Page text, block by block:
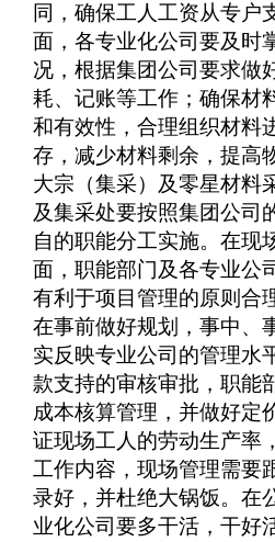
同，确保工人工资从专户
面，各专业化公司要及时
况，根据集团公司要求做
耗、记账等工作；确保材
和有效性，合理组织材料
存，减少材料剩余，提高
大宗（集采）及零星材料
及集采处要按照集团公司
自的职能分工实施。在现
面，职能部门及各专业公
有利于项目管理的原则合
在事前做好规划，事中、
实反映专业公司的管理水
款支持的审核审批，职能
成本核算管理，并做好定
证现场工人的劳动生产率
工作内容，现场管理需要
录好，并杜绝大锅饭。在
业化公司要多干活，干好